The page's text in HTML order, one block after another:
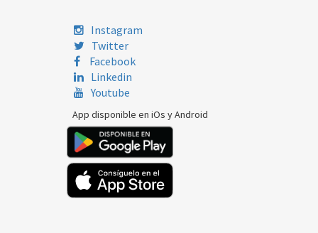
Instagram
Twitter
Facebook
Linkedin
Youtube
App disponible en iOs y Android